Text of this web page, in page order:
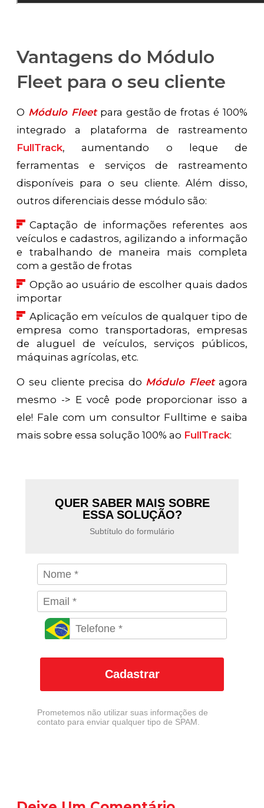
Vantagens do Módulo
Fleet para o seu cliente
O Módulo Fleetpara gestão de frotas é 100%
integrado a plataforma de rastreamento
FullTrack, aumentando o leque de
ferramentas e serviços de rastreamento
disponíveis para o seu cliente. Além disso,
outros diferenciais desse módulo são:
Captação de informações referentes aos
veículos e cadastros, agilizando a informação
e trabalhando de maneira mais completa
com a gestão de frotas
Opção ao usuário de escolher quais dados
importar
Aplicação em veículos de qualquer tipo de
empresa como transportadoras, empresas
de aluguel de veículos, serviços públicos,
máquinas agrícolas, etc.
O seu cliente precisa do Módulo Fleetagora
mesmo -> E você pode proporcionar isso a
ele! Fale com um consultor Fulltime e saiba
mais sobre essa solução 100% ao FullTrack:
QUER SABER MAIS SOBRE
ESSA SOLUÇÃO?
Subtítulo do formulário
Cadastrar
Prometemos não utilizar suas informações de
contato para enviar qualquer tipo de SPAM.